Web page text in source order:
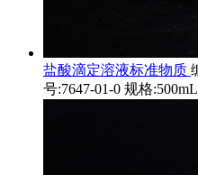
盐酸滴定溶液标准物质
号:7647-01-0 规格